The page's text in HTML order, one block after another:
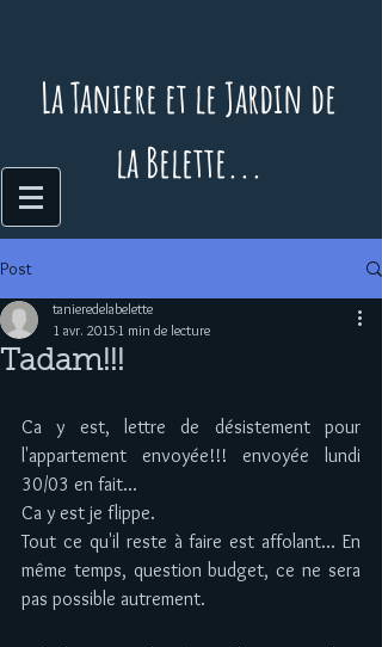
La Taniere et le Jardin de
la Belette...
Post
Tadam!!!
tanieredelabelette
1 avr. 2015 1 min de lecture
Ca y est, lettre de désistement pour
l'appartement envoyée!!! envoyée lundi
30/03 en fait...
Ca y est je flippe.
Tout ce qu'il reste à faire est affolant... En
même temps, question budget, ce ne sera
pas possible autrement.